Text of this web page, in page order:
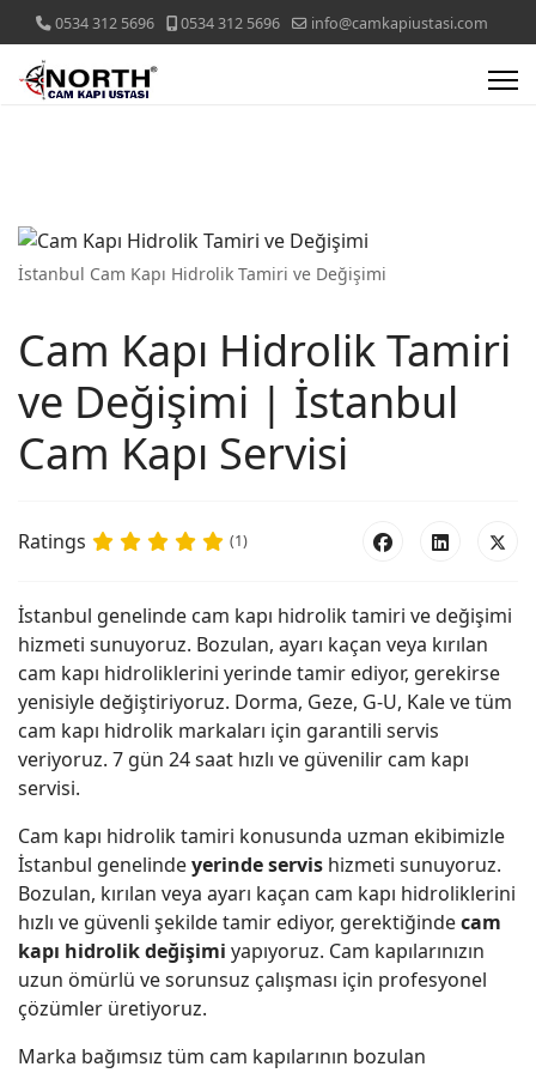
0534 312 5696 0534 312 5696 info@camkapiustasi.com
İstanbul Cam Kapı Hidrolik Tamiri ve Değişimi
Cam Kapı Hidrolik Tamiri
ve Değişimi | İstanbul
Cam Kapı Servisi
Ratings (1)
İstanbul genelinde cam kapı hidrolik tamiri ve değişimi
hizmeti sunuyoruz. Bozulan, ayarı kaçan veya kırılan
cam kapı hidroliklerini yerinde tamir ediyor, gerekirse
yenisiyle değiştiriyoruz. Dorma, Geze, G-U, Kale ve tüm
cam kapı hidrolik markaları için garantili servis
veriyoruz. 7 gün 24 saat hızlı ve güvenilir cam kapı
servisi.
Cam kapı hidrolik tamiri konusunda uzman ekibimizle
İstanbul genelindeyerinde servis hizmeti sunuyoruz.
Bozulan, kırılan veya ayarı kaçan cam kapı hidroliklerini
hızlı ve güvenli şekilde tamir ediyor, gerektiğindecam
kapı hidrolik değişimi yapıyoruz. Cam kapılarınızın
uzun ömürlü ve sorunsuz çalışması için profesyonel
çözümler üretiyoruz.
Marka bağımsız tüm cam kapılarının bozulan